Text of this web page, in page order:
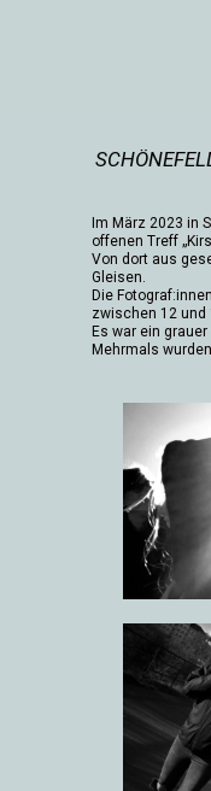
Im März 2023 in
offenen Treff
Von dort aus
Gleisen.
Die
zwischen 12 und
Es war ein
Mehrmals